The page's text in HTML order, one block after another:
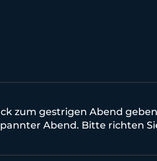
zum gestrigen Abend
Abend. Bitte richten